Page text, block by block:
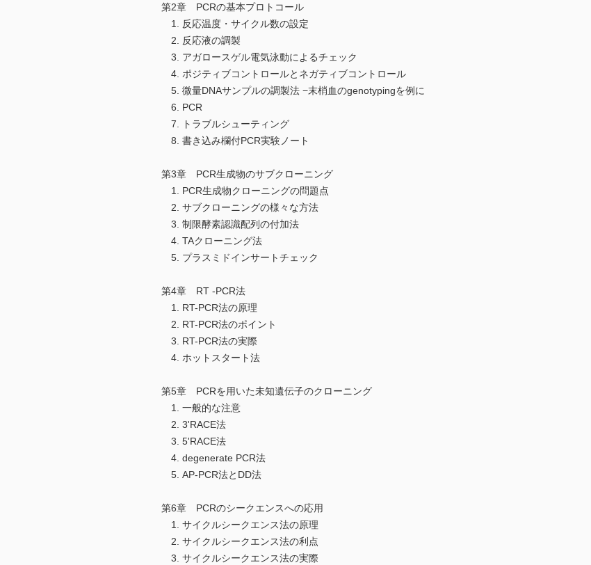
第2章 PCRの基本プロトコール
1. 反応温度・サイクル数の設定
2. 反応液の調製
3. アガロースゲル電気泳動によるチェック
4. ポジティブコントロールとネガティブコントロール
5. 微量DNAサンプルの調製法 −末梢血のgenotypingを例に
6. PCR
7. トラブルシューティング
8. 書き込み欄付PCR実験ノート
第3章 PCR生成物のサブクローニング
1. PCR生成物クローニングの問題点
2. サブクローニングの様々な方法
3. 制限酵素認識配列の付加法
4. TAクローニング法
5. プラスミドインサートチェック
第4章 RT -PCR法
1. RT-PCR法の原理
2. RT-PCR法のポイント
3. RT-PCR法の実際
4. ホットスタート法
第5章 PCRを用いた未知遺伝子のクローニング
1. 一般的な注意
2. 3'RACE法
3. 5'RACE法
4. degenerate PCR法
5. AP-PCR法とDD法
第6章 PCRのシークエンスへの応用
1. サイクルシークエンス法の原理
2. サイクルシークエンス法の利点
3. サイクルシークエンス法の実際